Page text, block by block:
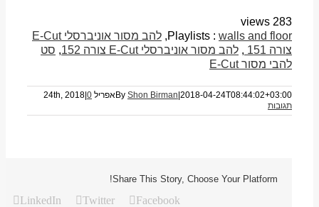
283 views
Playlists : walls and floor
,
להב מסור אוניברסלי E-Cut
צורה 151
, להב מסור אוניברסלי E-Cut צורה 152 , סט
להבי מסור E-Cut
By Shon Birman 2018-04-24T08:44:02+03:00 אפריל 24th, 2018 0
תגובות
Share This Story, Choose Your Platform!
Facebook
Twitter
LinkedIn